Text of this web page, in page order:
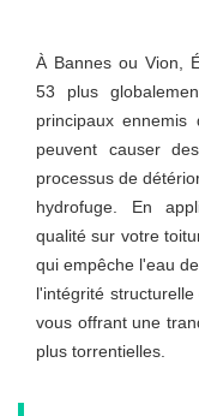
À Bannes ou Vion,
53 plus
principaux
peuvent causer
processus de
hydrofuge. En
qualité sur votre
qui empêche l'eau
l'intégrité
vous offrant une
plus torrentielles.